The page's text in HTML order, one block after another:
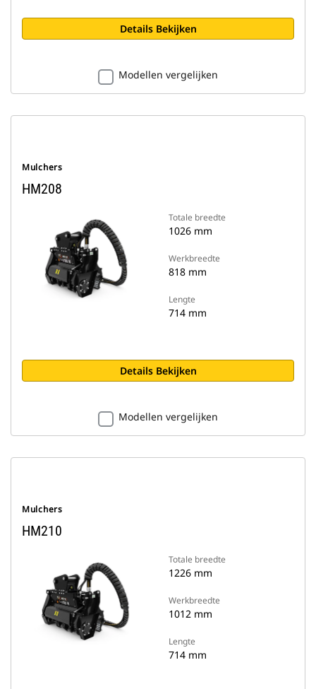
Details Bekijken
Modellen vergelijken
Mulchers
HM208
Totale breedte
1026 mm
Werkbreedte
818 mm
Lengte
714 mm
Details Bekijken
Modellen vergelijken
Mulchers
HM210
Totale breedte
1226 mm
Werkbreedte
1012 mm
Lengte
714 mm